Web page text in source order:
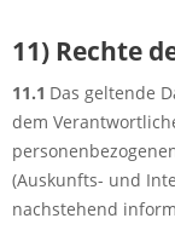
11) Rechte
11.1 Das geltende
dem
(Auskunfts- und
nachstehend